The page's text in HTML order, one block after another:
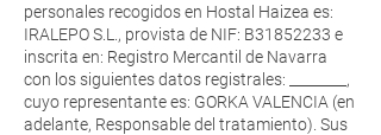
personales recogidos en Hostal Haizea es:
IRALEPO S.L., provista de NIF: B31852233 e
inscrita en: Registro Mercantil de Navarra
con los siguientes datos registrales: ________,
cuyo representante es: GORKA VALENCIA (en
adelante, Responsable del tratamiento). Sus